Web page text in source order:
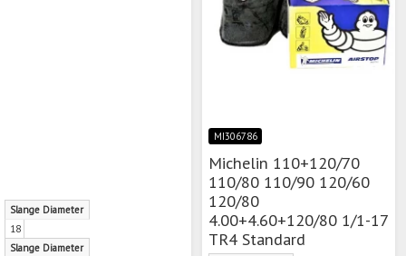
Slange Diameter
18
Slange Diameter
MI306786
Michelin 110+120/70
110/80 110/90 120/60
120/80
4.00+4.60+120/80 1/1-17
TR4 Standard